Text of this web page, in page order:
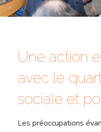
Une action
avec le
sociale et
Les préoccupations